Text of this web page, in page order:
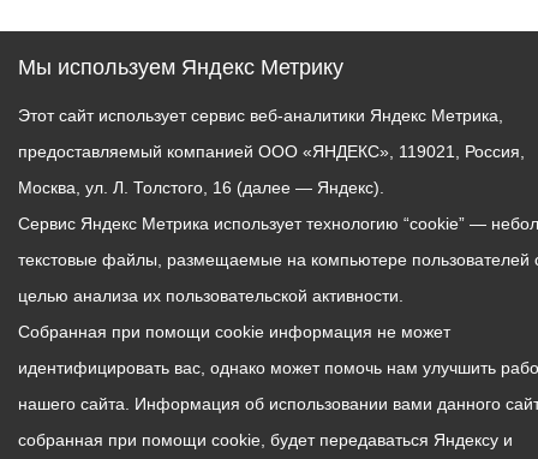
Мы используем Яндекс Метрику
Этот сайт использует сервис веб-аналитики Яндекс Метрика,
предоставляемый компанией ООО «ЯНДЕКС», 119021, Россия,
Москва, ул. Л. Толстого, 16 (далее — Яндекс).
Сервис Яндекс Метрика использует технологию “cookie” —
текстовые файлы, размещаемые на компьютере пользователей
целью анализа их пользовательской активности.
Собранная при помощи cookie информация не может
идентифицировать вас, однако может помочь нам улучшить
нашего сайта. Информация об использовании вами данного
собранная при помощи cookie, будет передаваться Яндексу и